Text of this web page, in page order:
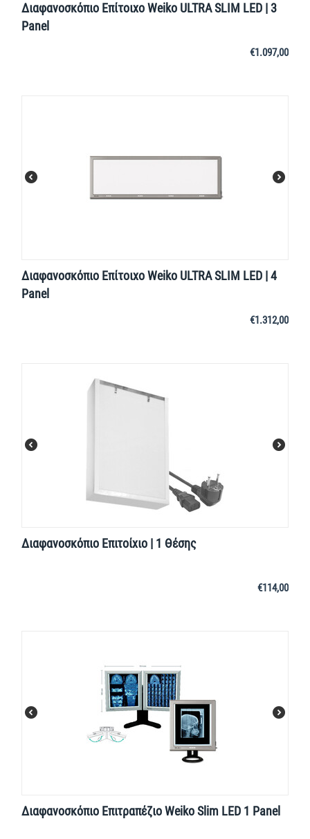
Διαφανοσκόπιο Επίτοιχο Weiko ULTRA SLIM LED | 3
Panel
€1.097,00
Διαφανοσκόπιο Επίτοιχο Weiko ULTRA SLIM LED | 4
Panel
€1.312,00
Διαφανοσκόπιο Επιτοίχιο | 1 Θέσης
€114,00
Διαφανοσκόπιο Επιτραπέζιο Weiko Slim LED 1 Panel